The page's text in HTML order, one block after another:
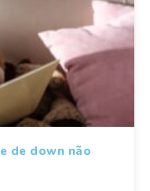
de down não